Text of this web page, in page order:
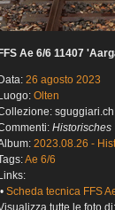
FFS Ae 6/6 11407
Data: 26 agosto 2023
Luogo: Olten
sguggiari.ch
Historisches
2023.08.26 -
Ae 6/6
Links:
• Scheda tecnica FFS